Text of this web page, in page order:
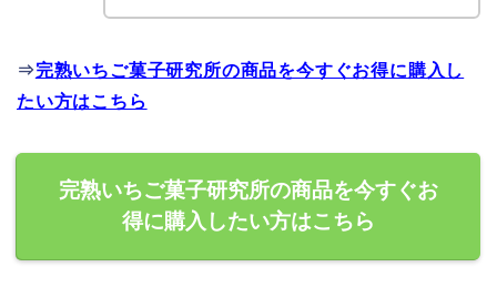
⇒完熟いちご菓子研究所の商品を今すぐお得に購入し
たい方はこちら
完熟いちご菓子研究所の商品を今すぐお
得に購入したい方はこちら